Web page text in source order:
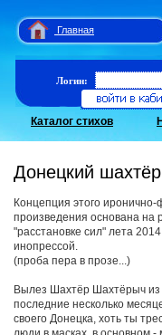
Главная
Логин:
Каталог стихов
Донецкий шахтёр
Концепция этого иронично-
произведения основана на
"расстановке сил" лета
инопрессой.
(проба пера в прозе...)
Вылез Шахтёр Шахтёрыч из
последние несколько
своего Донецка, хоть ты